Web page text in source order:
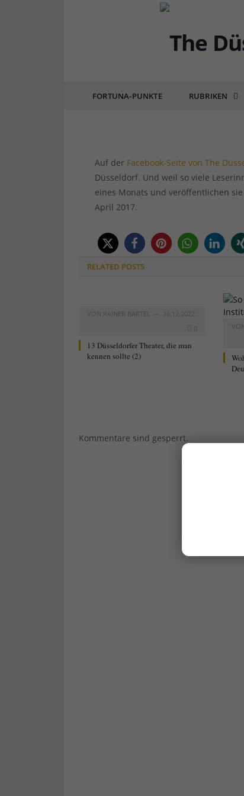
FORTUNA-PUNKTE RUBRIKEN
Auf der Facebook-Seite von The
Düsseldorf. Und weil so viele
eines Monats und veröffentlichen
April 2017.
RELATED POSTS
VON RAINER BARTEL
16.12.2022
0
13 Düsseldorfer Theater, die man
kennen sollte (2)
Kommentare sind gesperrt.